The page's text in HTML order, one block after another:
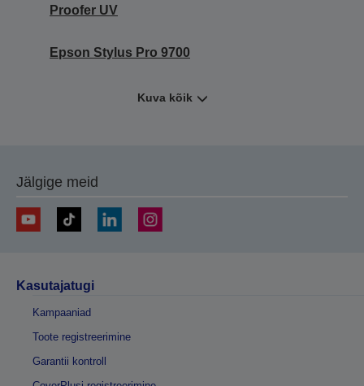
Proofer UV
Epson Stylus Pro 9700
Kuva kõik
Jälgige meid
Kasutajatugi
Kampaaniad
Toote registreerimine
Garantii kontroll